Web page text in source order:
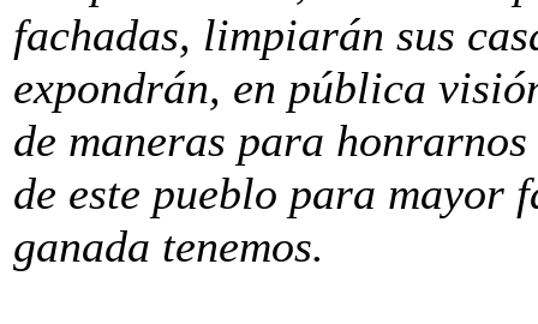
fachadas, limpiarán sus
expondrán, en pública
de maneras para
de este pueblo para mayor
ganada tenemos.